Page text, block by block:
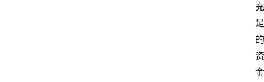
充
足
的
资
金